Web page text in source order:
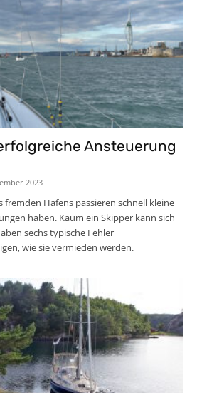
Ansteuerung
2023
fremden Hafens passieren schnell kleine
haben. Kaum ein Skipper kann sich
sechs typische Fehler
wie sie vermieden werden.